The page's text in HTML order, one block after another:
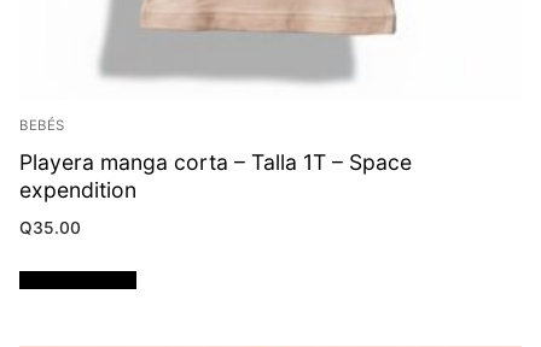
BEBÉS
Playera manga corta – Talla 1T – Space
expendition
Q35.00